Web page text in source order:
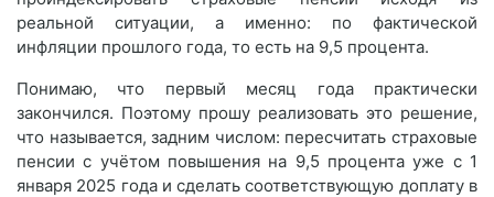
реальной ситуации, а именно: по фактической
инфляции прошлого года, то есть на 9,5 процента.
Понимаю, что первый месяц года практически
закончился. Поэтому прошу реализовать это решение,
что называется, задним числом: пересчитать страховые
пенсии с учётом повышения на 9,5 процента уже с 1
января 2025 года и сделать соответствующую доплату в